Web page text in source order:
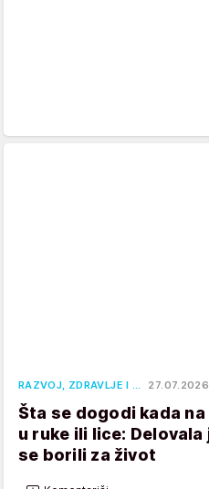
RAZVOJ, ZDRAVLJE I … 27.07.2026.
Šta se dogodi kada
u ruke ili lice:
se borili za život